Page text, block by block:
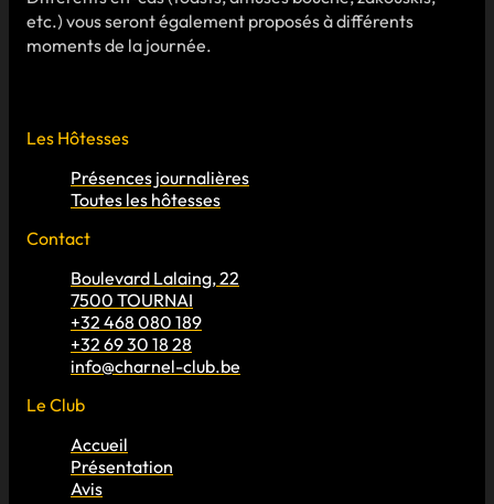
etc.) vous seront également proposés à différents
moments de la journée.
Les Hôtesses
Présences journalières
Toutes les hôtesses
Contact
Boulevard Lalaing, 22
7500 TOURNAI
+32 468 080 189
+32 69 30 18 28
info@charnel-club.be
Le Club
Accueil
Présentation
Avis